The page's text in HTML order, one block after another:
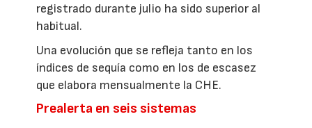
registrado durante julio ha sido superior al
habitual.
Una evolución que se refleja tanto en los
índices de sequía como en los de escasez
que elabora mensualmente la CHE.
Prealerta en seis sistemas